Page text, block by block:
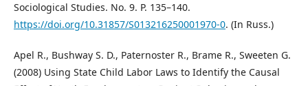
Sociological Studies. No. 9. P. 135–140.
https://doi.org/10.31857/S013216250001970-0. (In Russ.)
Apel R., Bushway S. D., Paternoster R., Brame R., Sweeten G.
(2008) Using State Child Labor Laws to Identify the Causal